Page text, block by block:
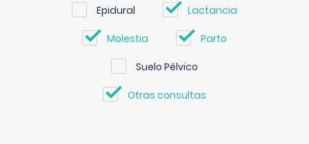
Epidural Lactancia
Molestia Parto
Suelo Pélvico
Otras consultas